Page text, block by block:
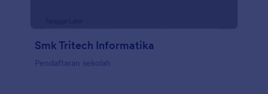
Smk Tritech Informatika
Pendaftaran sekolah